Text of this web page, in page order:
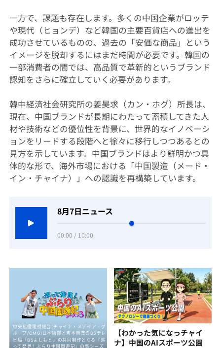
一方で、課題も存在します。多くの中国企業がロッテ
や現代（ヒョンデ）など韓国の主要百貨店への進出を
成功させているものの、過去の「安価な商品」という
イメージを脱却するにはまだ時間が必要です。韓国の
一部消費者の間では、高品質で革新的というブランド
認知をさらに確立していく必要があります。
韓中経済社会研究所の姜昊求（カン・ホグ）所長は、
現在、中国ブランドが長期にわたって蓄積してきた人
材や技術などの優位性を背景に、世界的なイノベーシ
ョンをリードする段階へと徐々に移行しつつあるとの
見方を示しています。中国ブランドはより鮮明かつ具
体的な形で、海外市場における「中国製造（メード・
イン・チャイナ）」への認識を再構築しています。
8月7日ニュース
00:00 / 10:00
【わかった気になっチャイ
ナ】中国のAIスポーツ公園